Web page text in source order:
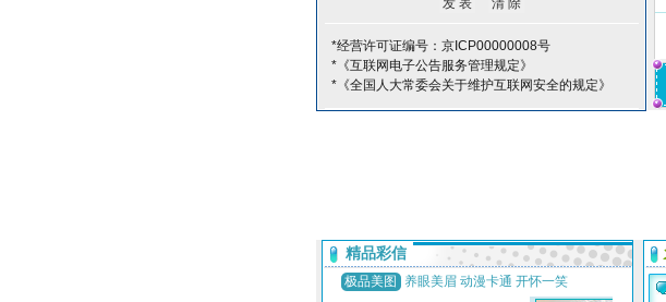
*经营许可证编号：京ICP00000008号
*《互联网电子公告服务管理规定》
*《全国人大常委会关于维护互联网安全的规定》